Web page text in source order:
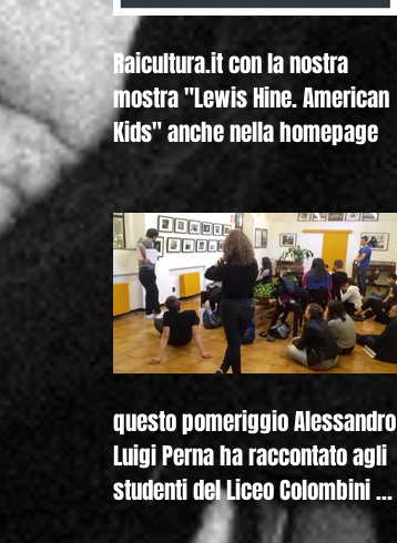
Raicultura.it con la nostra
mostra "Lewis Hine. American
Kids" anche nella homepage
questo pomeriggio Alessandro
Luigi Perna ha raccontato agli
studenti del Liceo Colombini di
Piacenza